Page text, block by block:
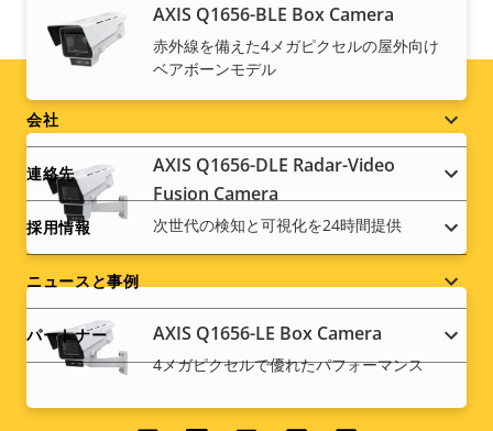
AXIS Q1656-BLE Box Camera
赤外線を備えた4メガピクセルの屋外向け
ベアボーンモデル
AXIS Q1656-DLE Radar-Video
Fusion Camera
次世代の検知と可視化を24時間提供
AXIS Q1656-LE Box Camera
4メガピクセルで優れたパフォーマンス
Footer
menu
会社
連絡先
採用情報
ニュースと事例
パートナー